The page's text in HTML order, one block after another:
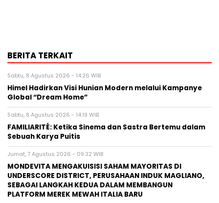
BERITA TERKAIT
Sabtu, 8 Agustus 2026 - 14:26 WIB
Himel Hadirkan Visi Hunian Modern melalui Kampanye
Global “Dream Home”
Sabtu, 8 Agustus 2026 - 14:19 WIB
FAMILIARITÉ: Ketika Sinema dan Sastra Bertemu dalam
Sebuah Karya Puitis
Jumat, 7 Agustus 2026 - 09:32 WIB
MONDEVITA MENGAKUISISI SAHAM MAYORITAS DI
UNDERSCORE DISTRICT, PERUSAHAAN INDUK MAGLIANO,
SEBAGAI LANGKAH KEDUA DALAM MEMBANGUN
PLATFORM MEREK MEWAH ITALIA BARU